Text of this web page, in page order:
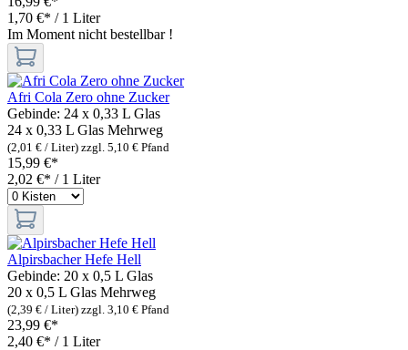
1,70 €* / 1 Liter
Im Moment nicht bestellbar !
Afri Cola Zero ohne Zucker
Gebinde: 24 x 0,33 L Glas
24 x 0,33 L Glas Mehrweg
(2,01 € / Liter) zzgl. 5,10 € Pfand
15,99 €*
2,02 €* / 1 Liter
Alpirsbacher Hefe Hell
Gebinde: 20 x 0,5 L Glas
20 x 0,5 L Glas Mehrweg
(2,39 € / Liter) zzgl. 3,10 € Pfand
23,99 €*
2,40 €* / 1 Liter